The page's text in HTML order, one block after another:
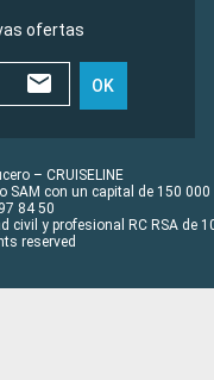
ofertas
OK
– CRUISELINE
SAM con un capital de 150 000
84 50
y profesional RC RSA de
reserved